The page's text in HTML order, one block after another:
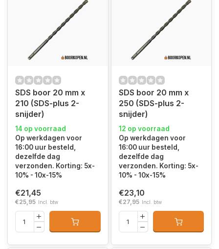
SDS boor 20 mm x
210 (SDS-plus 2-
snijder)
14 op voorraad
Op werkdagen voor
16:00 uur besteld,
dezelfde dag
verzonden. Korting: 5x-
10% - 10x-15%
€21,45
€25,95 Incl. btw
SDS boor 20 mm x
250 (SDS-plus 2-
snijder)
12 op voorraad
Op werkdagen voor
16:00 uur besteld,
dezelfde dag
verzonden. Korting: 5x-
10% - 10x-15%
€23,10
€27,95 Incl. btw